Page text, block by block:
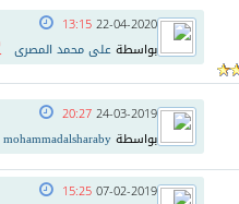
22-04-2020
13:15
بواسطةعلى محمد المصرى
24-03-2019
20:27
بواسطةmohammadalsharaby
07-02-2019
15:25